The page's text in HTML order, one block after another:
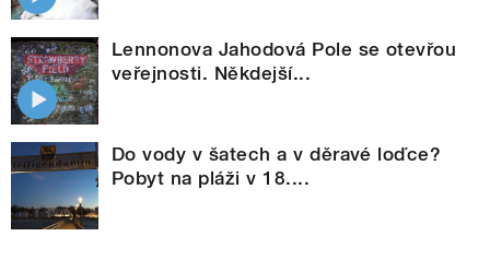
Lennonova Jahodová Pole se otevřou
veřejnosti. Někdejší...
Do vody v šatech a v děravé loďce?
Pobyt na pláži v 18....